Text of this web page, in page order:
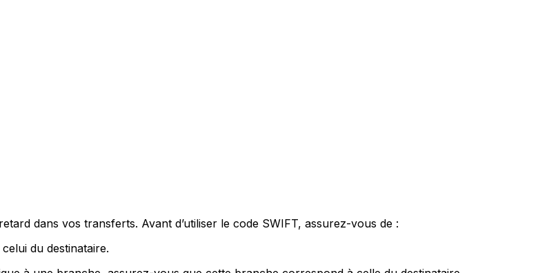
dans vos transferts. Avant d’utiliser le code SWIFT, assurez-vous de :
du destinataire.